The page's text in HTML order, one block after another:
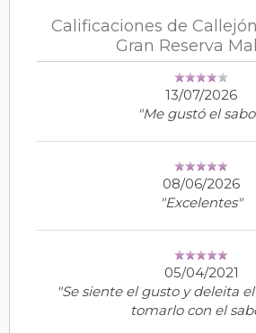
Calificaciones de
Gran Reserva
13/07/2026
"Me gustó el
08/06/2026
"Excelentes"
05/04/2021
"Se siente el gusto y deleita
tomarlo con el